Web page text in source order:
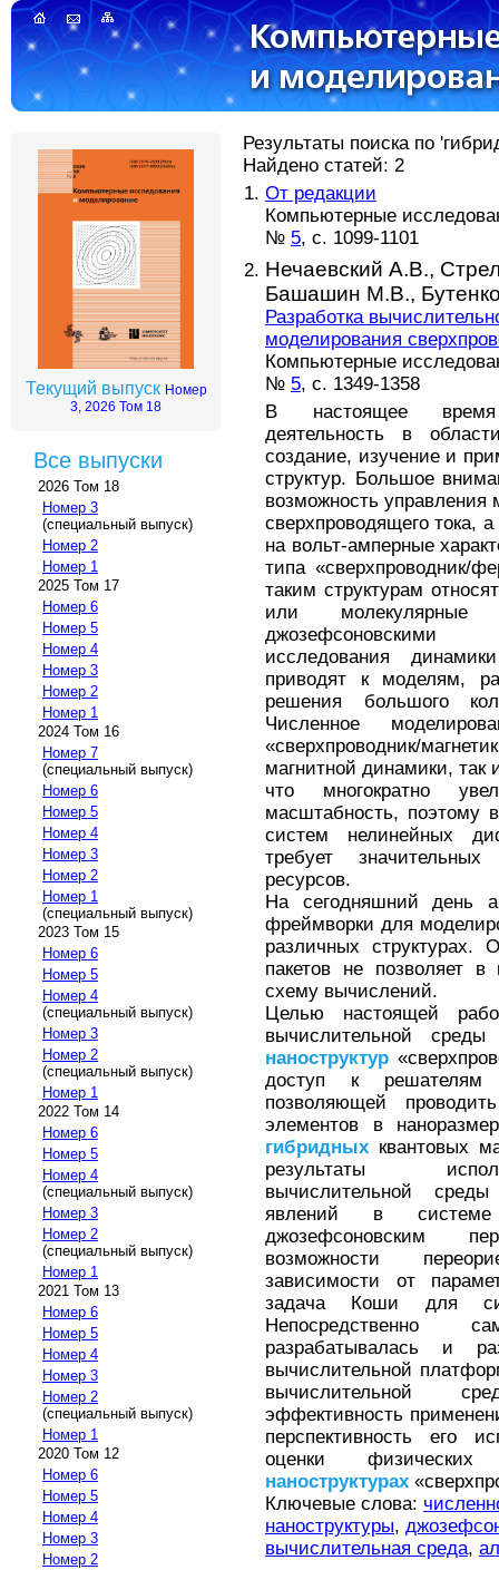
Текущий выпуск Номер
3, 2026 Том 18
Все выпуски
2026 Том 18
Номер 3
(специальный выпуск)
Номер 2
Номер 1
2025 Том 17
Номер 6
Номер 5
Номер 4
Номер 3
Номер 2
Номер 1
2024 Том 16
Номер 7
(специальный выпуск)
Номер 6
Номер 5
Номер 4
Номер 3
Номер 2
Номер 1
(специальный выпуск)
2023 Том 15
Номер 6
Номер 5
Номер 4
(специальный выпуск)
Номер 3
Номер 2
(специальный выпуск)
Номер 1
2022 Том 14
Номер 6
Номер 5
Номер 4
(специальный выпуск)
Номер 3
Номер 2
(специальный выпуск)
Номер 1
2021 Том 13
Номер 6
Номер 5
Номер 4
Номер 3
Номер 2
(специальный выпуск)
Номер 1
2020 Том 12
Номер 6
Номер 5
Номер 4
Номер 3
Номер 2
Результаты поиска по
Найдено статей: 2
От редакции
Компьютерные
№ 5, с. 1099-1101
Нечаевский А.В.,
Башашин М.В.,
Разработка
моделирования
Компьютерные
№ 5, с. 1349-1358
В настоящее время
деятельность в
создание, изучение и
структур. Большое
возможность
сверхпроводящего тока,
на вольт-амперные
типа «сверхпроводник/
таким структурам
или молекулярные
джозефсоновскими
исследования
приводят к моделям,
решения большого
Численное
«сверхпроводник/
магнитной динамики,
что многократно
масштабность, поэтому
систем нелинейных
требует
ресурсов.
На сегодняшний день
фреймворки для
различных структурах.
пакетов не позволяет
схему вычислений.
Целью настоящей
вычислительной
наноструктур
доступ к решателям
позволяющей
элементов в
гибридных квантовых
результаты
вычислительной
явлений в системе
джозефсоновским
возможности
зависимости от
задача Коши для
Непосредственно
разрабатывалась и
вычислительной
вычислительной
эффективность
перспективность его
оценки
наноструктурах
Ключевые слова:
наноструктуры,
вычислительная среда,